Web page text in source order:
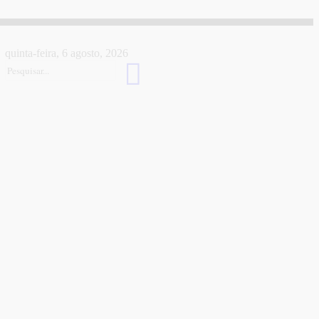
quinta-feira, 6 agosto, 2026